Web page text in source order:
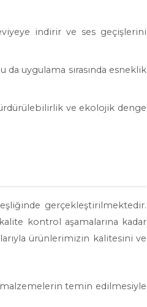
indirir ve ses geçişlerini
uygulama sırasında esneklik
ve ekolojik denge
gerçekleştirilmektedir.
kontrol aşamalarına kadar
ürünlerimizin kalitesini ve
temin edilmesiyle